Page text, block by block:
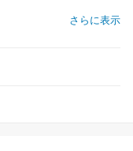
さらに表示